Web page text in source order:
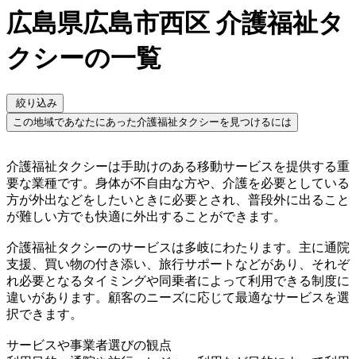
広島県広島市西区 介護福祉タ
クシーの一覧
絞り込み
この地域であなたにあった介護福祉タクシーを見つけるには
介護福祉タクシーは手助けのある移動サービスを提供する重
要な業種です。身体が不自由な方や、介護を必要としている
方が外出などをしたいときに必要とされ、普段外に出ること
が難しい方でも快適に外出することができます。
介護福祉タクシーのサービスは多岐にわたります。主に通院
支援、買い物の付き添い、旅行サポートなどがあり、それぞ
れ必要となるタイミングや同乗者によって利用できる制度に
違いがあります。顧客のニーズに応じて最適なサービスを選
択できます。
サービスや事業者選びの観点